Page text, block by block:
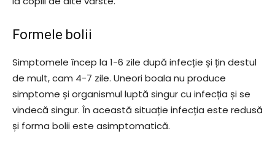
Formele bolii
Simptomele încep la 1-6 zile după infecție și țin destul
de mult, cam 4-7 zile. Uneori boala nu produce
simptome și organismul luptă singur cu infecția și se
vindecă singur. În această situație infecția este redusă
și forma bolii este asimptomatică.